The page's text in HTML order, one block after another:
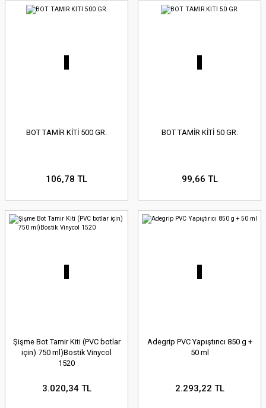
BOT TAMİR KİTİ 500 GR.
106,78 TL
BOT TAMİR KİTİ 50 GR.
99,66 TL
Şişme Bot Tamir Kiti (PVC botlar
için) 750 ml)Bostik Vinycol
1520
3.020,34 TL
Adegrip PVC Yapıştırıcı 850 g +
50 ml
2.293,22 TL